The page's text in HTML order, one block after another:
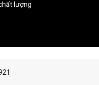
lượng